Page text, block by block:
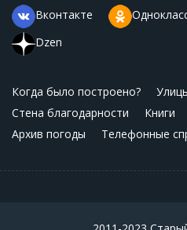
Вконтакте
Dzen
Когда было построено?
Стена благодарности
Книги
Архив погоды
Телефонные